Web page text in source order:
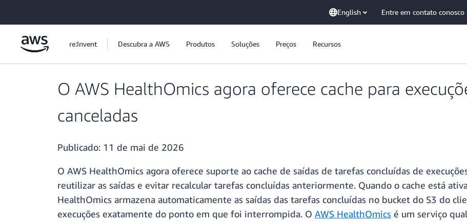
English Entre em contato conosco
re:Invent Descubra a AWS Produtos Soluções Preços Recursos
O AWS HealthOmics agora oferece cache para
canceladas
Publicado: 11 de mai de 2026
O AWS HealthOmics agora oferece suporte ao cache de saídas de tarefas concluídas de
reutilizar as saídas e evitar recalcular tarefas concluídas anteriormente. Quando o cache está
HealthOmics armazena automaticamente as saídas das tarefas concluídas no bucket do S3 do
execuções exatamente do ponto em que foi interrompida. O AWS HealthOmics é um serviço